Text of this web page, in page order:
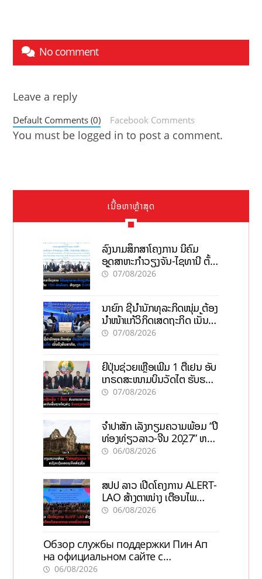
No comment
Leave a reply
Default Comments (0) Facebook Comments
You must be logged in to post a comment.
ເນື້ອຫາຫຼ້າສຸດ
ລົງນາມສຶກສາໂຄງການ ນິຄົມ
ອຸດສາຫະກຳວຽງຈັນ-ໄຊທານີ ຕັ້ງ
ເປົ້າດຶງທຶນ 150 ລ້ານໂດລາ, ສ້າງ
07/08/2026
ນາຍົກ ຊີ້ນຳນັກທຸລະກິດໜຸ່ມ ຕ້ອງ
ນຳໜ້າແກ້ວິກິດເສດຖະກິດ ເນັ້ນດຶງ
ທຶນສາກົນ, ຫັນສູ່ດິຈິຕອນ
07/08/2026
ຍີ່ປຸ່ນຊ່ວຍເຫຼືອເພີ່ມ 1 ຕື້ເຢນ ອັບ
ເກຣດສະໜາມບິນວັດໄຕ ຮັບຮອງ
ການເຕີບໂຕ
07/08/2026
ຈຳປາສັກ ເລັ່ງກຽມຄວາມພ້ອມ “ປີ
ທ່ອງທ່ຽວລາວ-ຈີນ 2027” ຫວັງ
ກະຕຸ້ນເສດຖະກິດທ້ອງຖິ່ນ
06/08/2026
ສປປ ລາວ ເປີດໂຄງການ ALERT-
LAO ສ້າງຕາໜ່າງ ເຕືອນໄພ
ພະຍາດລະບາດທົ່ວປະເທດ
06/08/2026
Обзор службы поддержки Пин Ап
на официальном сайте с
актуальной информацией
06/08/2026